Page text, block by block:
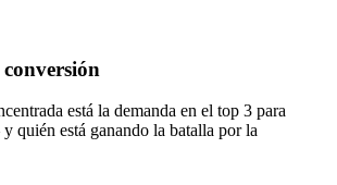
está la demanda en el top 3 para
quién está ganando la batalla por la